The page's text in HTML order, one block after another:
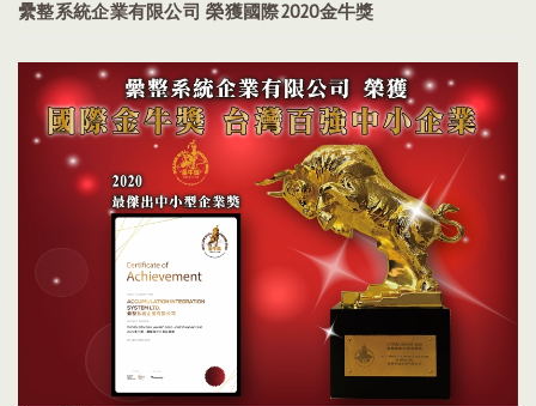
纍整系統企業有限公司 榮獲國際2020金牛獎